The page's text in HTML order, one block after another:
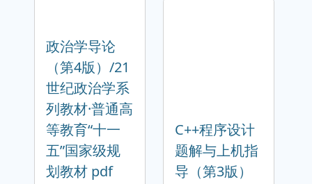
政治学导论
（第4版）/21
世纪政治学系
列教材·普通高
等教育“十一
五”国家级规
划教材 pdf
C++程序设计
题解与上机指
导（第3版）